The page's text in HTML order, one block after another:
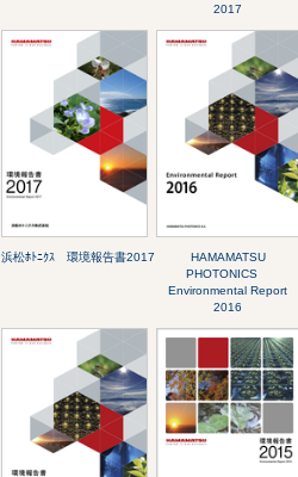
2017
浜松ﾎﾄﾆｸｽ 環境報告書2017
HAMAMATSU
PHOTONICS
Environmental Report
2016